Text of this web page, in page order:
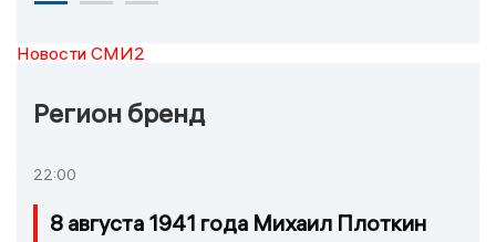
Новости СМИ2
Регион бренд
22:00
8 августа 1941 года Михаил Плоткин